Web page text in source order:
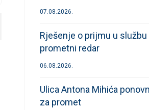
07.08.2026.
Rješenje o prijmu u
prometni redar
06.08.2026.
Ulica Antona Mihića
za promet